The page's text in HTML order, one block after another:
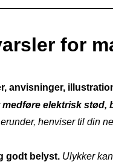
for
anvisninger,
elektrisk stød,
henviser til din
godt belyst. Ulykker